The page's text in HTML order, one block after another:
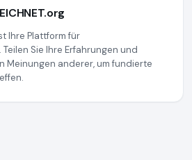
Ihre Plattform für
Sie Ihre Erfahrungen und
Meinungen anderer, um fundierte